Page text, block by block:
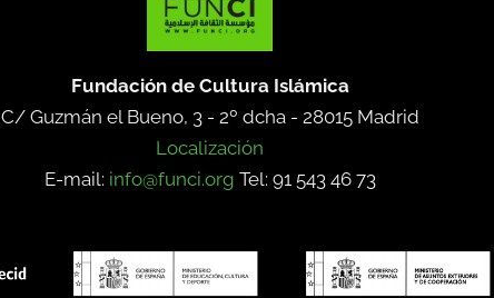
Fundación de Cultura Islámica
C/ Guzmán el Bueno, 3 - 2º dcha - 28015 Madrid
Localización
E-mail: info@funci.org Tel: 91 543 46 73